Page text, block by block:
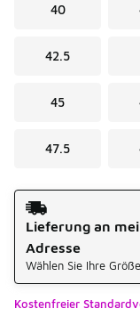
40
42.5
45
47.5
Versandart
Lieferung an
Adresse
Wählen Sie Ihre Größe
Kostenfreier